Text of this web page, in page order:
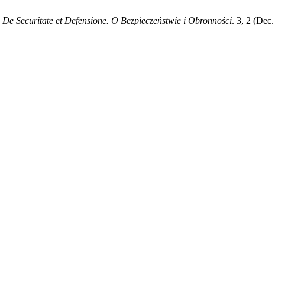
De Securitate et Defensione. O Bezpieczeństwie i Obronności. 3, 2 (Dec.